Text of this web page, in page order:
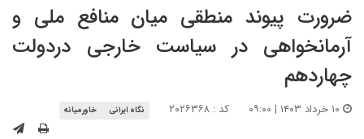
ضرورت پیوند منطقی میان منافع ملی و
آرمانخواهی در سیاست خارجی دردولت
چهاردهم
کد : ۲۰۲۶۳۶۸ نگاه ایرانی خاورمیانه